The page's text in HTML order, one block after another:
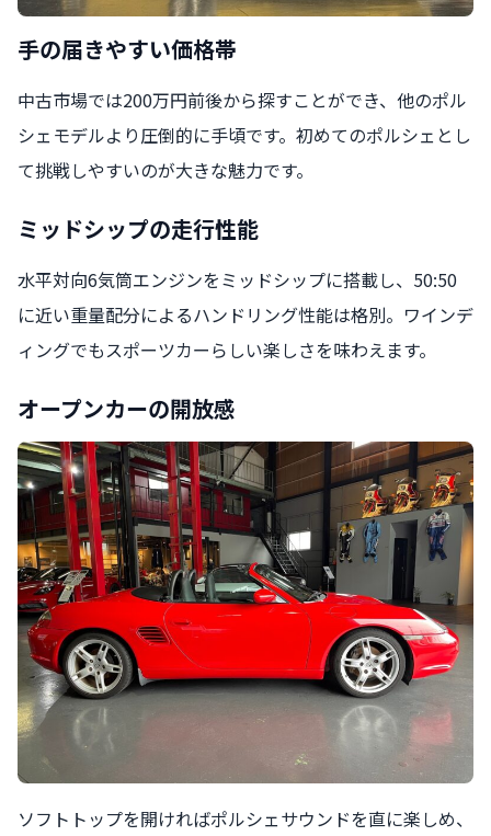
手の届きやすい価格帯
中古市場では200万円前後から探すことができ、他のポル
シェモデルより圧倒的に手頃です。初めてのポルシェとし
て挑戦しやすいのが大きな魅力です。
ミッドシップの走行性能
水平対向6気筒エンジンをミッドシップに搭載し、50:50
に近い重量配分によるハンドリング性能は格別。ワインデ
ィングでもスポーツカーらしい楽しさを味わえます。
オープンカーの開放感
ソフトトップを開ければポルシェサウンドを直に楽しめ、